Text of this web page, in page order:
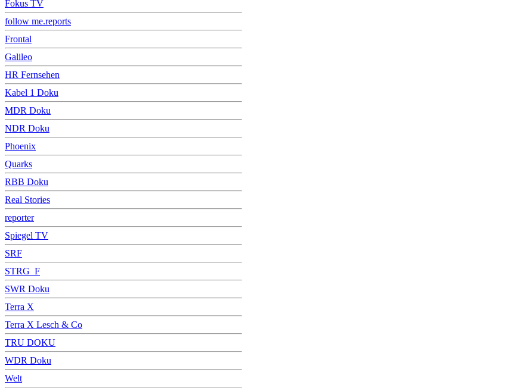
Fokus TV
follow me.reports
Frontal
Galileo
HR Fernsehen
Kabel 1 Doku
MDR Doku
NDR Doku
Phoenix
Quarks
RBB Doku
Real Stories
reporter
Spiegel TV
SRF
STRG_F
SWR Doku
Terra X
Terra X Lesch & Co
TRU DOKU
WDR Doku
Welt